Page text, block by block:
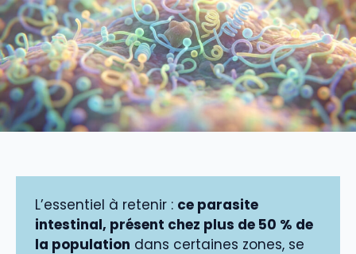
L’essentiel à retenir : ce parasite
intestinal, présent chez plus de 50 % de
la population dans certaines zones, se